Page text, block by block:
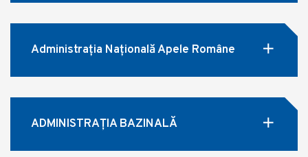
Administrația Națională Apele Române
ADMINISTRAȚIA BAZINALĂ